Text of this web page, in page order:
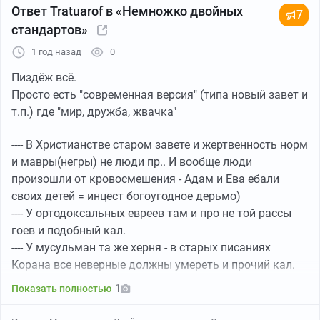
СКРИНШОТ
По словам Ван Свола, он долго не мог понять, почему
представители «пробужденной» культуры
поддерживают радикальный ислам, ведь их
«Когда я говорю „противоположны“, я имею в виду
действительно ПОЛЯРНЫЕ ПРОТИВОПОЛОЖНОСТИ»,
— пояснил он, сравнивая ценности двух сторон.
Он выделил несколько контрастов:
«Идеология „пробужденных“ — гендерная текучесть,
экстремизм — жесткие бинарные категории,
По данным армии, речь идет об объекте стоимостью в
миллионы шекелей, использовавшемся для
предотвращения терактов и обеспечения
Что предшествовало поджогу?
пятницу, 28 июня. Тогда солдаты батальона 7114
попытались остановить беспорядки возле деревни
Кафр-Малик, инициированные поселенческой
молодежью.
В пятницу вечером, около 22:00, поселенцы напали на
солдат ЦАХАЛа рядом с деревней Кафр-Малик,
недалеко от Рамаллы. Десятки агрессивно
настроенных жителей региона атаковали
разгона незаконного скопления в этом районе. Как
Ответ Tratuarof в «Немножко двойных
стандартов»
7
1 год назад 0
Пиздёж всё.
Просто есть "современная версия" (типа новый завет и
т.п.) где "мир, дружба, жвачка"
---- В Христианстве старом завете и жертвенность норм
и мавры(негры) не люди пр.. И вообще люди
произошли от кровосмешения - Адам и Ева ебали
своих детей = инцест богоугодное дерьмо)
---- У ортодоксальных евреев там и про не той рассы
гоев и подобный кал.
---- У мусульман та же херня - в старых писаниях
Корана все неверные должны умереть и прочий кал.
Показать полностью 1